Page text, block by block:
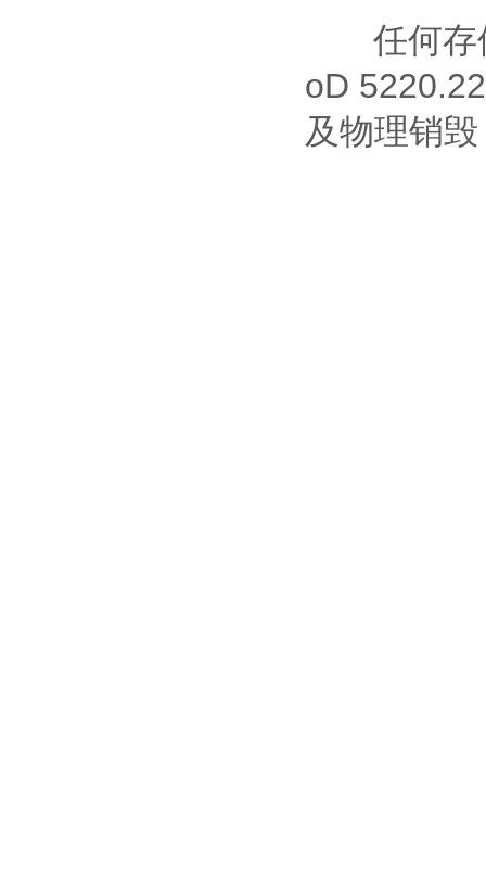
任何存储
oD
及物理销